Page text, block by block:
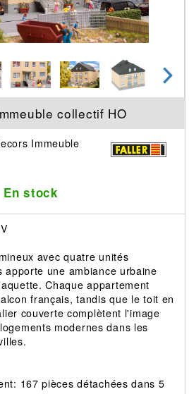
collectif HO
Immeuble
En stock
avec quatre unités
une ambiance urbaine
Chaque appartement
français, tandis que le toit en
couverte complètent l'image
modernes dans les
167 pièces détachées dans 5